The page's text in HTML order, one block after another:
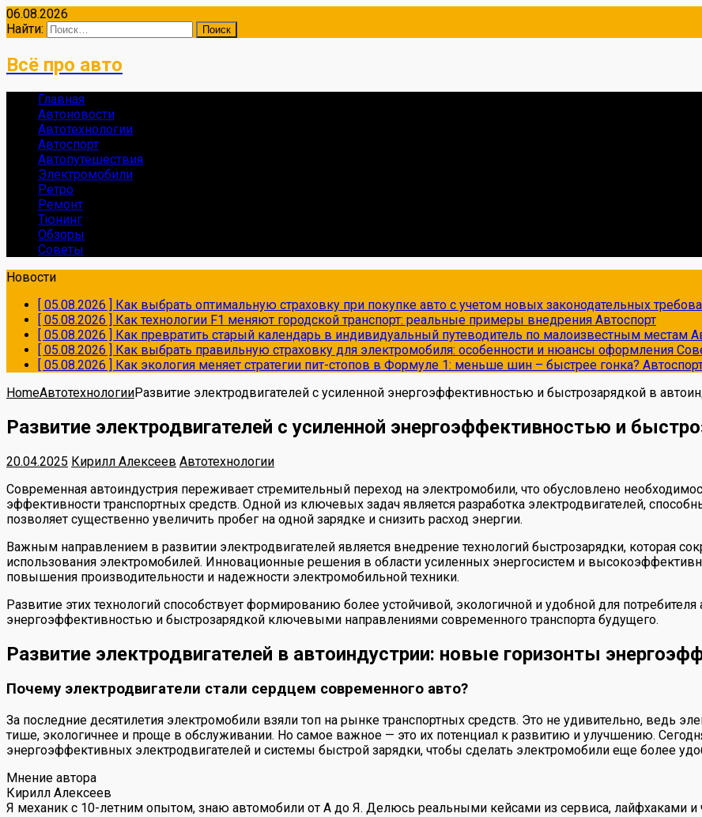
06.08.2026
Найти:
Всё про авто
Главная
Автоновости
Автотехнологии
Автоспорт
Автопутешествия
Электромобили
Ретро
Ремонт
Тюнинг
Обзоры
Советы
Новости
[ 05.08.2026 ] Как выбрать оптимальную страховку при покупке авто с учетом новых законодательных
[ 05.08.2026 ] Как технологии F1 меняют городской транспорт: реальные примеры внедрения Автоспорт
[ 05.08.2026 ] Как превратить старый календарь в индивидуальный путеводитель по малоизвестным местам
[ 05.08.2026 ] Как выбрать правильную страховку для электромобиля: особенности и нюансы оформления
[ 05.08.2026 ] Как экология меняет стратегии пит-стопов в Формуле 1: меньше шин – быстрее гонка?
HomeАвтотехнологииРазвитие электродвигателей с усиленной энергоэффективностью и быстрозарядкой в
Развитие электродвигателей с усиленной энергоэффективностью и
20.04.2025 Кирилл Алексеев Автотехнологии
Современная автоиндустрия переживает стремительный переход на электромобили, что обусловлено
эффективности транспортных средств. Одной из ключевых задач является разработка электродвигателей,
позволяет существенно увеличить пробег на одной зарядке и снизить расход энергии.
Важным направлением в развитии электродвигателей является внедрение технологий быстрозарядки, которая
использования электромобилей. Инновационные решения в области усиленных энергосистем и
повышения производительности и надежности электромобильной техники.
Развитие этих технологий способствует формированию более устойчивой, экологичной и удобной для
энергоэффективностью и быстрозарядкой ключевыми направлениями современного транспорта будущего.
Развитие электродвигателей в автоиндустрии: новые горизонты
Почему электродвигатели стали сердцем современного авто?
За последние десятилетия электромобили взяли топ на рынке транспортных средств. Это не удивительно, ведь
тише, экологичнее и проще в обслуживании. Но самое важное — это их потенциал к развитию и улучшению.
энергоэффективных электродвигателей и системы быстрой зарядки, чтобы сделать электромобили еще более
Мнение автора
Кирилл Алексеев
Я механик с 10-летним опытом, знаю автомобили от А до Я. Делюсь реальными кейсами из сервиса, лайфхаками и